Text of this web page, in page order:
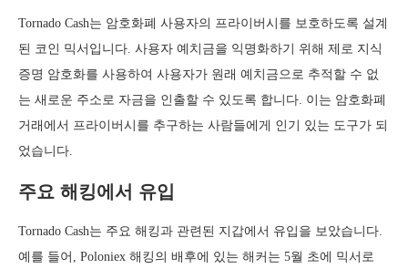
Tornado Cash는 암호화폐 사용자의 프라이버시를 보호하도록 설계
된 코인 믹서입니다. 사용자 예치금을 익명화하기 위해 제로 지식
증명 암호화를 사용하여 사용자가 원래 예치금으로 추적할 수 없
는 새로운 주소로 자금을 인출할 수 있도록 합니다. 이는 암호화폐
거래에서 프라이버시를 추구하는 사람들에게 인기 있는 도구가 되
었습니다.
주요 해킹에서 유입
Tornado Cash는 주요 해킹과 관련된 지갑에서 유입을 보았습니다.
예를 들어, Poloniex 해킹의 배후에 있는 해커는 5월 초에 믹서로